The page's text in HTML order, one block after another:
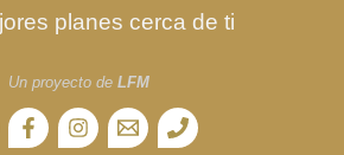
planes cerca de ti
Un proyecto de LFM